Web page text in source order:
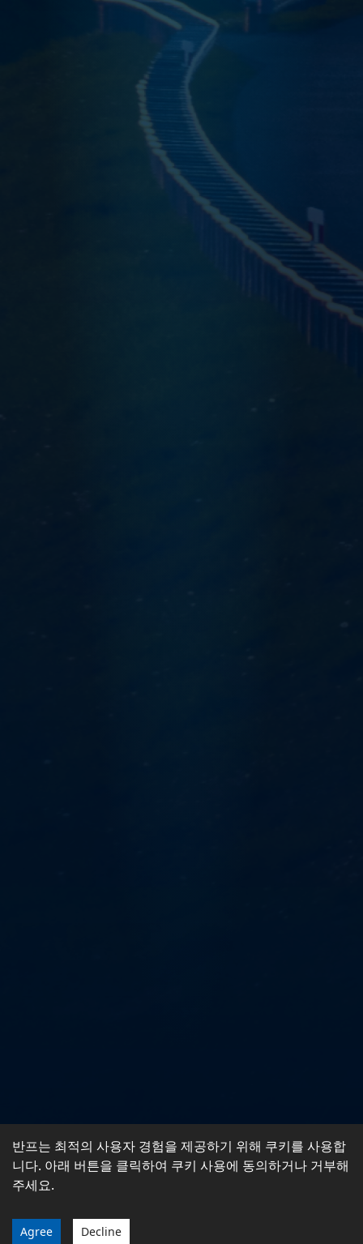
반프는 최적의 사용자 경험을 제공하기 위해 쿠키를 사용합
니다. 아래 버튼을 클릭하여 쿠키 사용에 동의하거나 거부해
주세요.
Agree Decline